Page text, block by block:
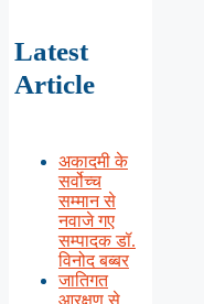
Latest
Article
अकादमी के
सर्वोच्च
सम्मान से
नवाजे गए
सम्पादक डॉ.
विनोद बब्बर
जातिगत
आरक्षण से